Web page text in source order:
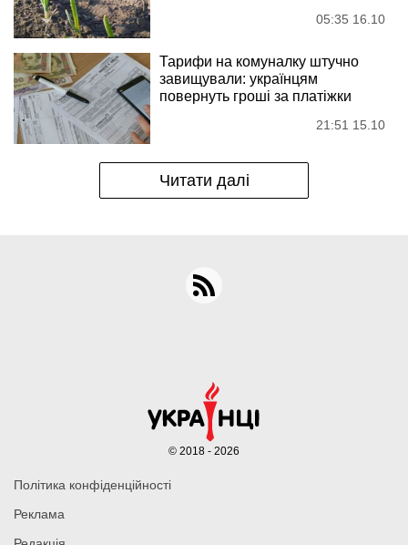
05:35 16.10
Тарифи на комуналку штучно
завищували: українцям
повернуть гроші за платіжки
21:51 15.10
Читати далі
Політика конфіденційності
Реклама
© 2018 - 2026